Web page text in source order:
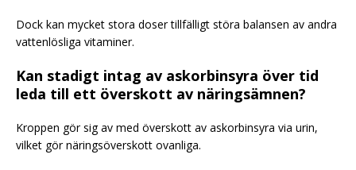
Dock kan mycket stora doser tillfälligt störa balansen av andra
vattenlösliga vitaminer.
Kan stadigt intag av askorbinsyra över tid
leda till ett överskott av näringsämnen?
Kroppen gör sig av med överskott av askorbinsyra via urin,
vilket gör näringsöverskott ovanliga.